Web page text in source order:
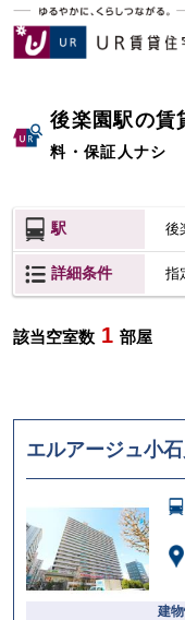
後楽園駅の賃
料・保証人ナシ
駅 後
詳細条件 指
該当空室数 1 部屋
エルアージュ小石
建